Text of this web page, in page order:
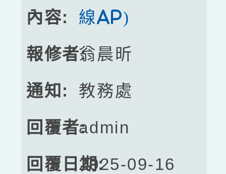
線AP)
翁晨昕
教務處
admin
2025-09-16